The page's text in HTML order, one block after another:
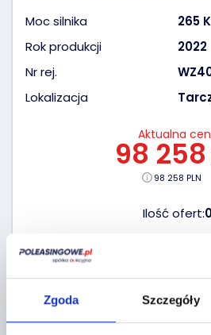
Zgoda Szczegóły
Moc silnika
265
Rok produkcji
2022
Nr rej.
Lokalizacja
Aktualna
98 258
98 258 PLN
Ilość ofert:
19 godzin